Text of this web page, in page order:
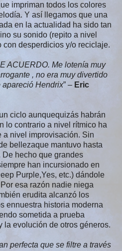
impriman todos los colores
Y así llegamos que una
en la actualidad ha sido tan
su sonido (repito a nivel
con desperdicios y/o reciclaje.
ACUERDO. Me lotenía muy
, no era muy divertido
Hendrix” – Eric
ciclo aunquequizás habrán
lo contrario a nivel rítmico ha
a nivel improvisación. Sin
bellezaque mantuvo hasta
hecho que grandes
han incursionado en
Purple,Yes, etc.) dándole
esa razón nadie niega
erudita alcanzó los
ennuestra historia moderna
sometida a prueba
la evolución de otros géneros.
perfecta que se filtre a través